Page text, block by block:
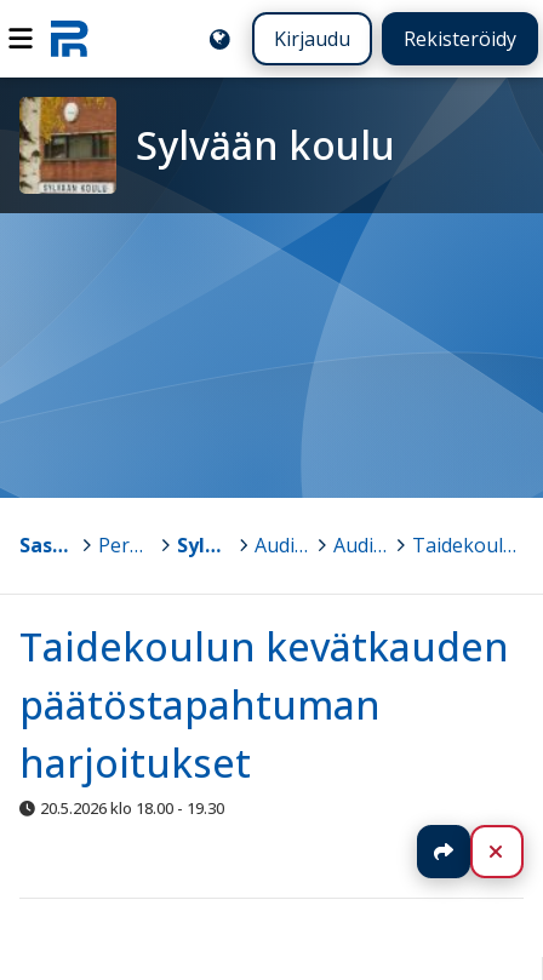
Kirjaudu Rekisteröidy
Sylvään koulu
Sastamala Peruskoulut Sylvään koulu > Auditorion varaus > Auditorion vuokraus > Taidekoulun kevätkauden päätöstapahtuman harjoitukset
Taidekoulun kevätkauden
päätöstapahtuman
harjoitukset
20.5.2026 klo 18.00 - 19.30
Jaa